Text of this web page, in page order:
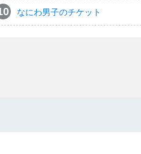
なにわ男子のチケット